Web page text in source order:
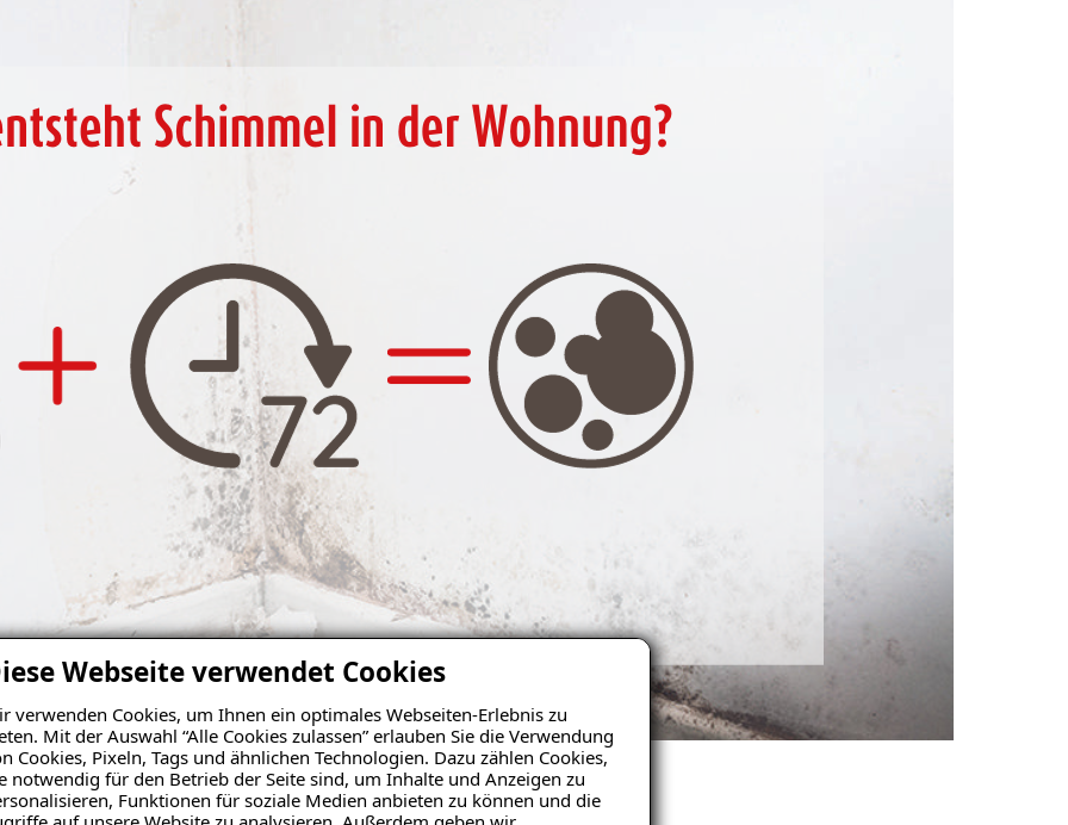
Webseite verwendet Cookies
verwenden Cookies, um Ihnen ein optimales Webseiten-Erlebnis zu
Mit der Auswahl “Alle Cookies zulassen” erlauben Sie die Verwendung
Cookies, Pixeln, Tags und ähnlichen Technologien. Dazu zählen Cookies,
notwendig für den Betrieb der Seite sind, um Inhalte und Anzeigen zu
Funktionen für soziale Medien anbieten zu können und die
eine mögliche Gefahr für die Gesundheit ist.